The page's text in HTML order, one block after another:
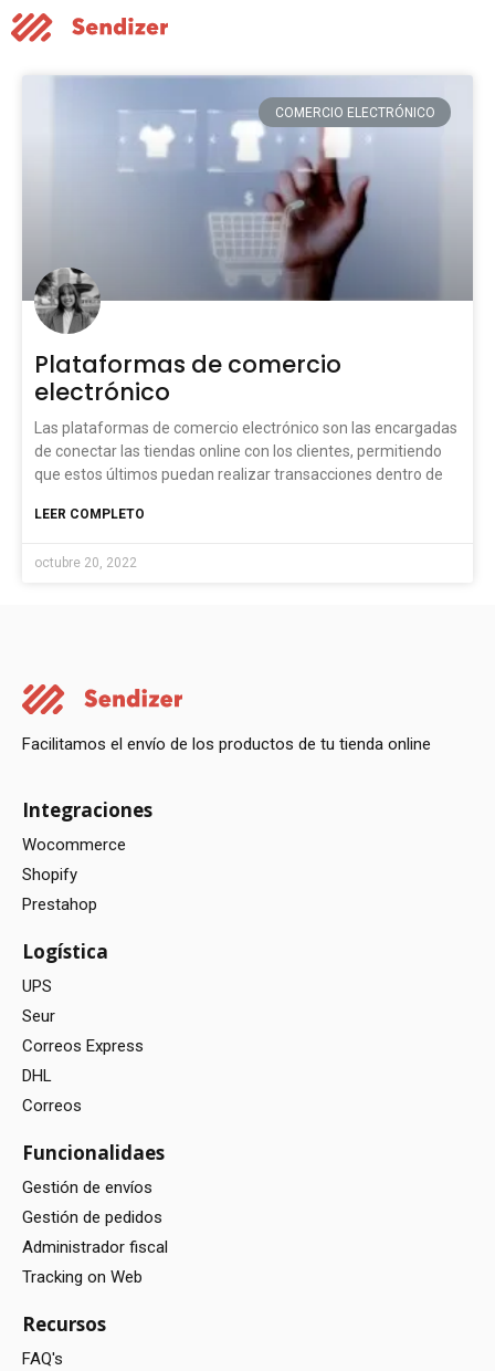
COMERCIO ELECTRÓNICO
Plataformas de comercio
electrónico
Las plataformas de comercio electrónico son las encargadas
de conectar las tiendas online con los clientes, permitiendo
que estos últimos puedan realizar transacciones dentro de
LEER COMPLETO
octubre 20, 2022
Facilitamos el envío de los productos de tu tienda online
Integraciones
Wocommerce
Shopify
Prestahop
Logística
UPS
Seur
Correos Express
DHL
Correos
Funcionalidaes
Gestión de envíos
Gestión de pedidos
Administrador fiscal
Tracking on Web
Recursos
FAQ's